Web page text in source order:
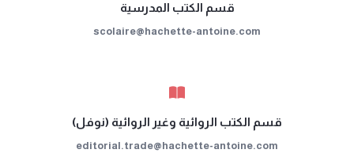
قسم الكتب المدرسية
scolaire@hachette-antoine.com
قسم الكتب الروائية وغير الروائية (نوفل)
editorial.trade@hachette-antoine.com